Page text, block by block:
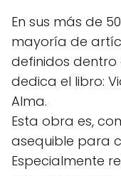
En sus más de
mayoría de
definidos
dedica el libro:
Alma.
Esta obra es,
asequible para
Especialmente